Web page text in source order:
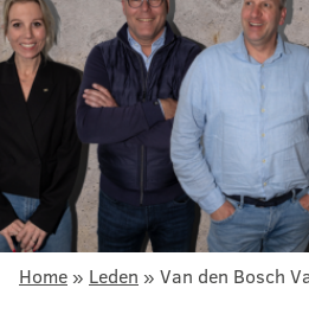
Home » Leden » Van den Bosch